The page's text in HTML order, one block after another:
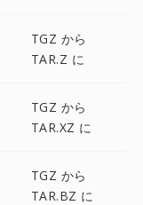
TGZ から
TAR.Z に
TGZ から
TAR.XZ に
TGZ から
TAR.BZ に